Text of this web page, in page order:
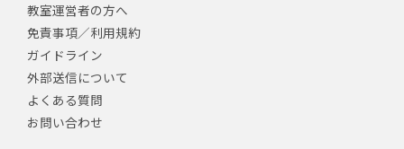
教室運営者の方へ
免責事項／利用規約
ガイドライン
外部送信について
よくある質問
お問い合わせ